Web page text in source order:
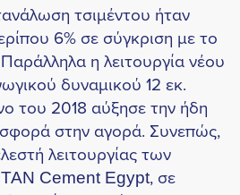
τσιμέντου ήταν
6% σε σύγκριση με το
η λειτουργία νέου
δυναμικού 12 εκ.
2018 αύξησε την ήδη
στην αγορά. Συνεπώς,
λειτουργίας των
Cement Egypt, σε